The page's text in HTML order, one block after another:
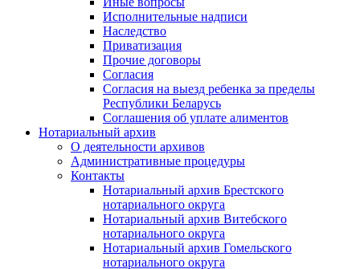
Исполнительные надписи
Наследство
Приватизация
Прочие договоры
Согласия
Согласия на выезд ребенка за пределы
Республики Беларусь
Соглашения об уплате алиментов
Нотариальный архив
О деятельности архивов
Административные процедуры
Контакты
Нотариальный архив Брестского
нотариального округа
Нотариальный архив Витебского
нотариального округа
Нотариальный архив Гомельского
нотариального округа